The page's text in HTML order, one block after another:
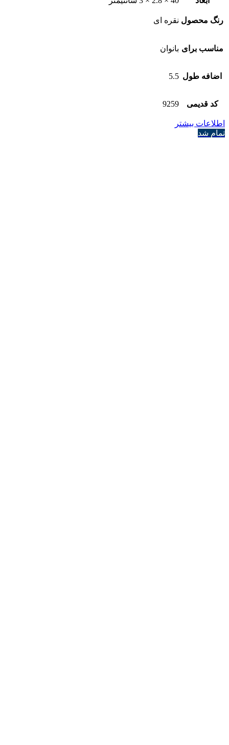
رنگ محصول نقره ای
مناسب برای بانوان
اضافه طول 5.5
کد قدیمی 9259
اطلاعات بیشتر
تمام شد